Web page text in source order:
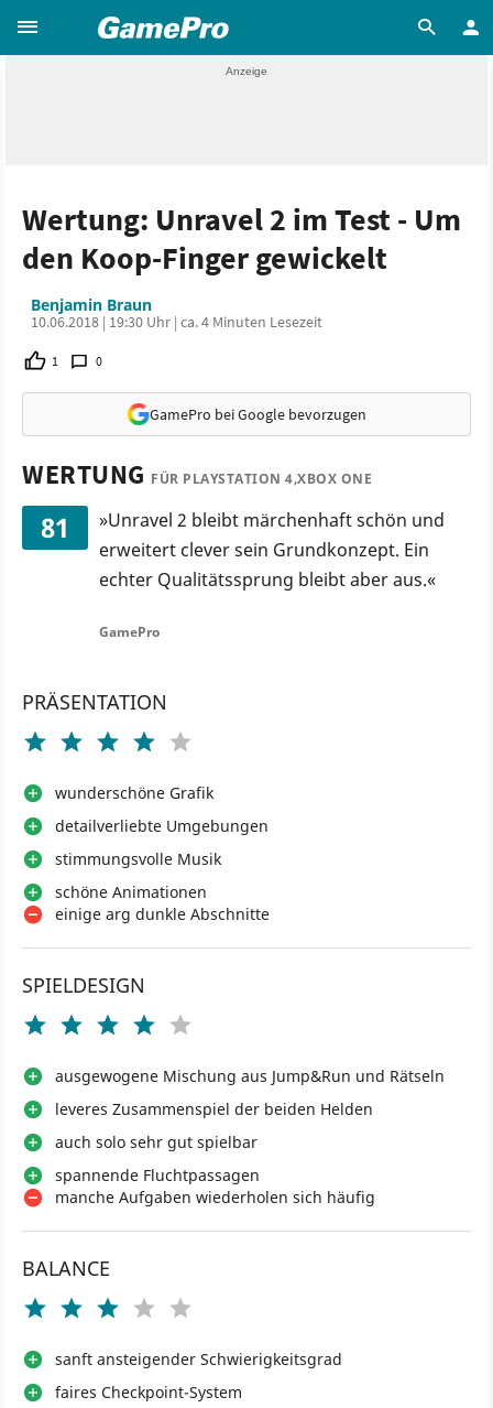
Wertung: Unravel 2 im Test - Um
den Koop-Finger gewickelt
Benjamin Braun
10.06.2018 | 19:30 Uhr | ca. 4 Minuten Lesezeit
1 0
GamePro bei Google bevorzugen
WERTUNG FÜR PLAYSTATION 4,XBOX ONE
81
»Unravel 2 bleibt märchenhaft schön und
erweitert clever sein Grundkonzept. Ein
echter Qualitätssprung bleibt aber aus.«
GamePro
PRÄSENTATION
wunderschöne Grafik
detailverliebte Umgebungen
stimmungsvolle Musik
schöne Animationen
einige arg dunkle Abschnitte
SPIELDESIGN
ausgewogene Mischung aus Jump&Run und Rätseln
leveres Zusammenspiel der beiden Helden
auch solo sehr gut spielbar
spannende Fluchtpassagen
manche Aufgaben wiederholen sich häufig
BALANCE
sanft ansteigender Schwierigkeitsgrad
faires Checkpoint-System